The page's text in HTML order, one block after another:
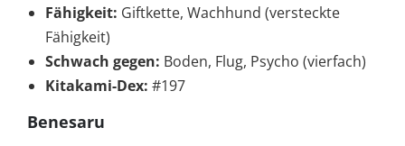
Fähigkeit: Giftkette, Wachhund (versteckte
Fähigkeit)
Schwach gegen: Boden, Flug, Psycho (vierfach)
Kitakami-Dex: #197
Benesaru